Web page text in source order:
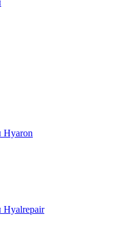
Hyaron
Hyalrepair